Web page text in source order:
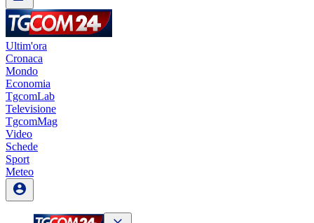
Ultim'ora
Cronaca
Mondo
Economia
TgcomLab
Televisione
TgcomMag
Video
Schede
Sport
Meteo